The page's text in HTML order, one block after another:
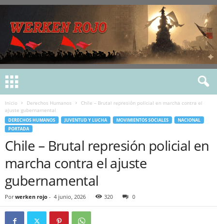
Inicio Derechos Humanos
Chile – Brutal represión policial en marcha contra el
ajuste gubernamental
DERECHOS HUMANOS JUVENTUD Y LUCHA MOVIMIENTOS SOCIALES
NACIONAL
PORTADA
Chile – Brutal represión policial en
marcha contra el ajuste
gubernamental
Por werken rojo - 4 junio, 2026 320 0